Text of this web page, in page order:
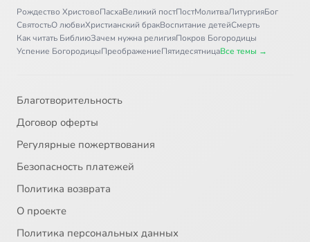
Рождество ХристовоПасхаВеликий постПостМолитваЛитургияБог
СвятостьО любвиХристианский бракВоспитание детейСмерть
Как читать БиблиюЗачем нужна религияПокров Богородицы
Успение БогородицыПреображениеПятидесятницаВсе темы →
Благотворительность
Договор оферты
Регулярные пожертвования
Безопасность платежей
Политика возврата
О проекте
Политика персональных данных